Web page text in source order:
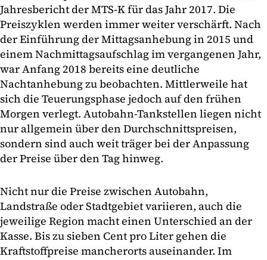
Jahresbericht der MTS-K für das Jahr 2017. Die
Preiszyklen werden immer weiter verschärft. Nach
der Einführung der Mittagsanhebung in 2015 und
einem Nachmittagsaufschlag im vergangenen Jahr,
war Anfang 2018 bereits eine deutliche
Nachtanhebung zu beobachten. Mittlerweile hat
sich die Teuerungsphase jedoch auf den frühen
Morgen verlegt. Autobahn-Tankstellen liegen nicht
nur allgemein über den Durchschnittspreisen,
sondern sind auch weit träger bei der Anpassung
der Preise über den Tag hinweg.
Nicht nur die Preise zwischen Autobahn,
Landstraße oder Stadtgebiet variieren, auch die
jeweilige Region macht einen Unterschied an der
Kasse. Bis zu sieben Cent pro Liter gehen die
Kraftstoffpreise mancherorts auseinander. Im